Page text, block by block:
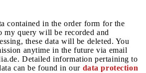
contained in the order form for the
my query will be recorded and
these data will be deleted. You
anytime in the future via email
Detailed information pertaining to
can be found in our data protection